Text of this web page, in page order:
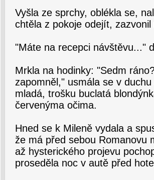
Vyšla ze sprchy, oblékla se,
chtěla z pokoje odejít,
"Máte na recepci návštěvu..."
Mrkla na hodinky: "Sedm
zapomněl," usmála se v
mladá, trošku buclatá
červenýma očima.
Hned se k Mileně vydala a
že má před sebou Romanovu
až hysterického projevu
proseděla noc v autě před